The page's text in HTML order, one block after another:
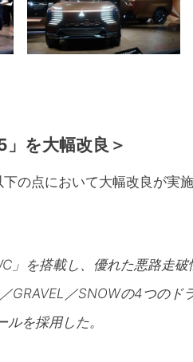
」を大幅改良＞
の点において大幅改良が実施
」を搭載し、優れた悪路走
GRAVEL／SNOWの4つの
を採用した。